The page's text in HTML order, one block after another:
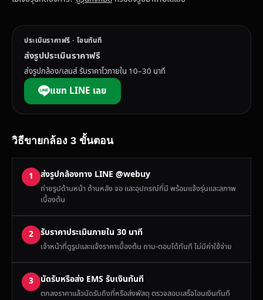
ประเมินราคาฟรี · โอนทันที
ส่งรูปประเมินราคาฟรี
ส่งรูปกล้อง/เลนส์ รับราคาไวภายใน 10–30 นาที
แชท LINE เลย
วิธีขายกล้อง 3 ขั้นตอน
1 ส่งรูปกล้องทาง LINE @webuy
ถ่ายรูปด้านหน้า ด้านหลัง จอ และอุปกรณ์ที่มี พร้อมแจ้งรุ่นและสภาพ
เบื้องต้น
2 รับราคาประเมินภายใน 30 นาที
เจ้าหน้าที่ดูรูปและแจ้งราคาเบื้องต้น ถาม-ตอบได้ทันที ไม่มีค่าใช้จ่าย
3 นัดรับหรือส่ง EMS รับเงินทันที
ตกลงราคาแล้วนัดรับถึงที่หรือส่งพัสดุ ตรวจสอบเสร็จโอนเงินทันที